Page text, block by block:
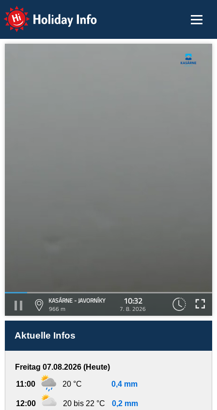
Holiday Info
KASÁRNE - JAVORNÍKY
966 m
10:32
7. 8. 2026
Aktuelle Infos
Freitag 07.08.2026 (Heute)
11:00 20 °C 0,4 mm
12:00 20 bis 22 °C 0,2 mm